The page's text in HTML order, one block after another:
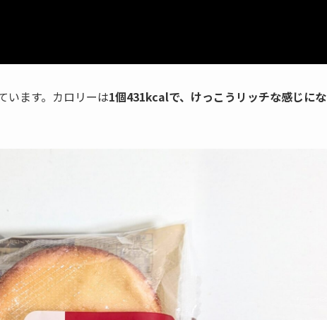
います。カロリーは1個431kcalで、けっこうリッチな感じにな